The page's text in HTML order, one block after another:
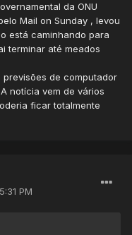
da ONU
Mail on Sunday , levou
está caminhando para
terminar até meados
de computador
notícia vem de vários
ficar totalmente
PM